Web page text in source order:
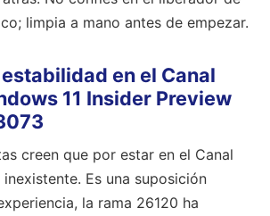
limpia a mano antes de empezar.
en el Canal
11 Insider Preview
creen que por estar en el Canal
Es una suposición
la rama 26120 ha